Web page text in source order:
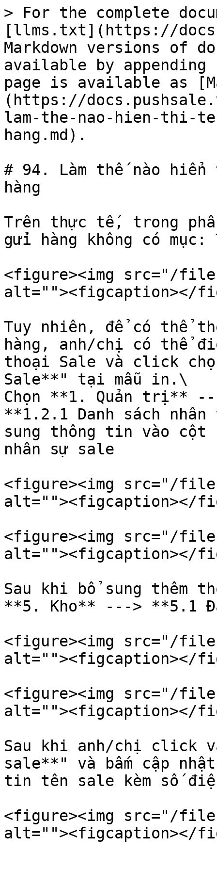
> For the complete
[llms.txt](https://
Markdown versions of
available by
page is available as
(https://
lam-the-nao-hien-thi-
hang.md).
# 94. Làm thế nào
hàng
Trên thực tế, trong
gửi hàng không có
<figure><img src="/files/
alt=""><figcaption></
Tuy nhiên, để có thể
hàng, anh/chị có thể
thoại Sale và click
Sale**" tại mẫu in.\
Chọn **1. Quản trị**
**1.2.1 Danh sách
sung thông tin vào
nhân sự sale
<figure><img src="/files/
alt=""><figcaption></
<figure><img src="/files/
alt=""><figcaption></
Sau khi bổ sung thêm
**5. Kho** ---> **5.1
<figure><img src="/files/
alt=""><figcaption></
<figure><img src="/files/
alt=""><figcaption></
Sau khi anh/chị click
sale**" và bấm cập
tin tên sale kèm số
<figure><img src="/files/